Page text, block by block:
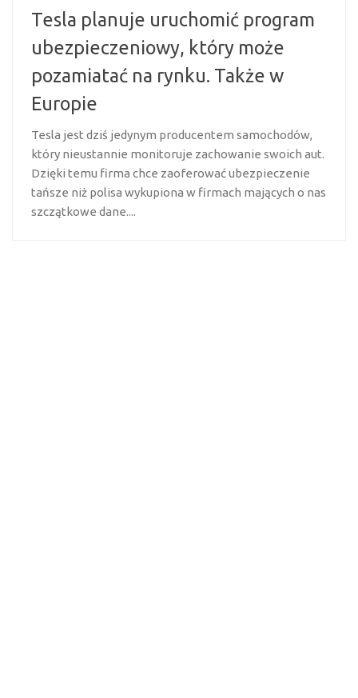
Tesla planuje uruchomić program
ubezpieczeniowy, który może
pozamiatać na rynku. Także w
Europie
Tesla jest dziś jedynym producentem samochodów,
który nieustannie monitoruje zachowanie swoich aut.
Dzięki temu firma chce zaoferować ubezpieczenie
tańsze niż polisa wykupiona w firmach mających o nas
szczątkowe dane....